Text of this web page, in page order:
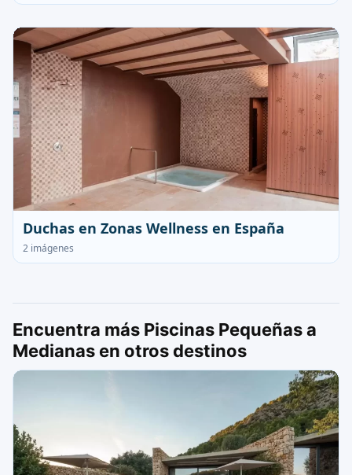
Duchas en Zonas Wellness en España
2 imágenes
Encuentra más Piscinas Pequeñas a
Medianas en otros destinos